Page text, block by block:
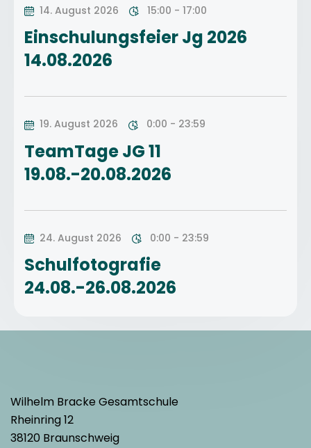
14. August 2026 15:00 - 17:00
Einschulungsfeier Jg 2026
14.08.2026
19. August 2026 0:00 - 23:59
TeamTage JG 11
19.08.-20.08.2026
24. August 2026 0:00 - 23:59
Schulfotografie
24.08.-26.08.2026
Wilhelm Bracke Gesamtschule
Rheinring 12
38120 Braunschweig